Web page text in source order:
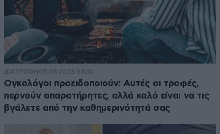
ΔΙΑΤΡΟΦΗ 08·08·2026 08:30
Ογκολόγοι προειδοποιούν: Αυτές οι τροφές,
περνούν απαρατήρητες, αλλά καλό είναι να τις
βγάλετε από την καθημερινότητά σας